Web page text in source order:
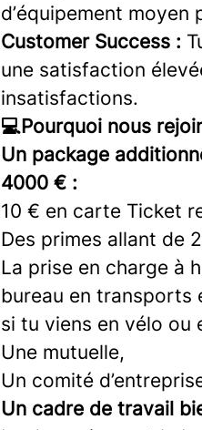
d’équipement moyen
Customer Success :
une satisfaction
insatisfactions.
💻Pourquoi nous
Un package
4000 € :
10 € en carte Ticket
Des primes allant de
La prise en charge à
bureau en transports
si tu viens en vélo ou
Une mutuelle,
Un comité
Un cadre de travail